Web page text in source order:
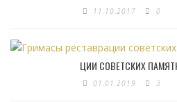
11.10.2017 0
ЦИИ СОВЕТСКИХ
01.01.2019 3